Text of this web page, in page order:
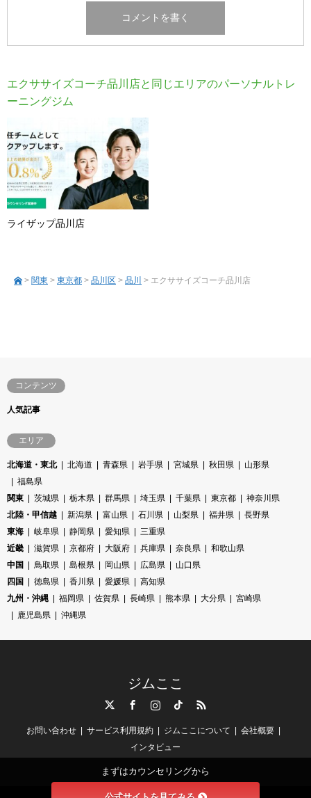
エクササイズコーチ品川店と同じエリアのパーソナルトレ
ーニングジム
ライザップ品川店
> 関東 > 東京都 > 品川区 > 品川 > エクササイズコーチ品川店
コンテンツ
人気記事
エリア
北海道・東北 北海道 青森県 岩手県 宮城県 秋田県
山形県
福島県
関東
茨城県 栃木県 群馬県 埼玉県 千葉県 東京都
神奈川県
北陸・甲信越
新潟県 富山県 石川県 山梨県 福井県
長野県
東海
岐阜県 静岡県 愛知県
三重県
近畿
滋賀県 京都府 大阪府 兵庫県 奈良県
和歌山県
中国
鳥取県 島根県 岡山県 広島県
山口県
四国
徳島県 香川県 愛媛県
高知県
九州・沖縄
福岡県 佐賀県 長崎県 熊本県 大分県
宮崎県
鹿児島県
沖縄県
ジムここ
TikTok RSS
お問い合わせ サービス利用規約 ジムここについて
会社概要
インタビュー
まずはカウンセリングから